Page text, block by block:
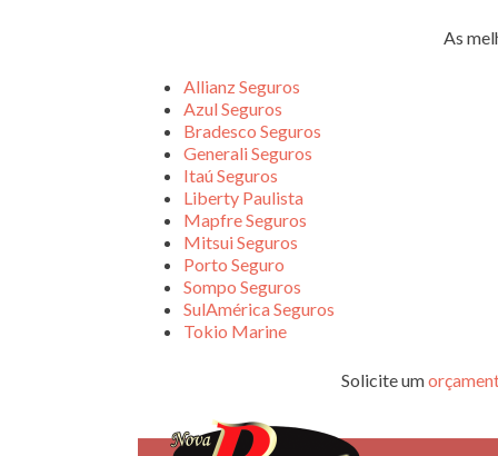
As
Allianz Seguros
Azul Seguros
Bradesco Seguros
Generali Seguros
Itaú Seguros
Liberty Paulista
Mapfre Seguros
Mitsui Seguros
Porto Seguro
Sompo Seguros
SulAmérica Seguros
Tokio Marine
Solicite um